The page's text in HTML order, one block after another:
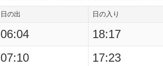
日の出 日の入り
06:04
18:17
07:10
17:23